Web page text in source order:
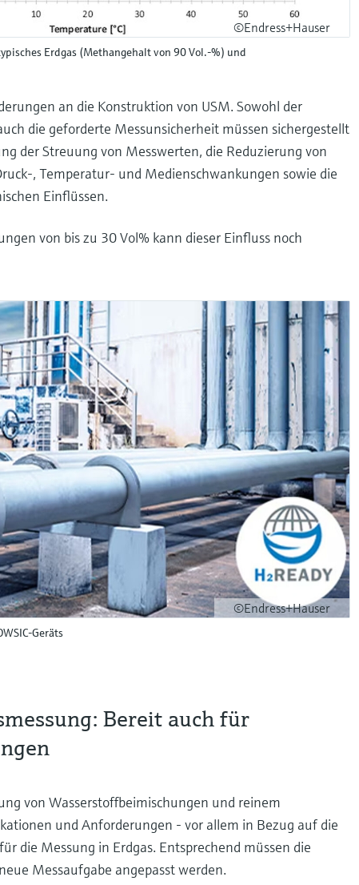
©Endress+Hauser
Erdgas (Methangehalt von 90 Vol.-%) und
an die Konstruktion von USM. Sowohl der
die geforderte Messunsicherheit müssen sichergestellt
der Streuung von Messwerten, die Reduzierung von
, Temperatur- und Medienschwankungen sowie die
Einflüssen.
von bis zu 30 Vol% kann dieser Einfluss noch
©Endress+Hauser
Geräts
Bereit auch für
von Wasserstoffbeimischungen und reinem
und Anforderungen - vor allem in Bezug auf die
die Messung in Erdgas. Entsprechend müssen die
Messaufgabe angepasst werden.